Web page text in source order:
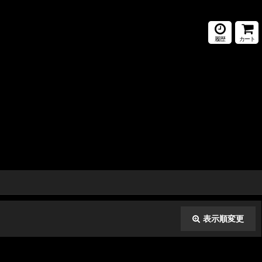
履歴 カート
表示順変更